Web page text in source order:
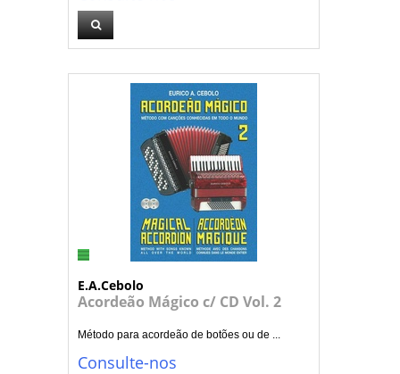
E.A.Cebolo
Acordeão Mágico c/ CD Vol. 2
Método para acordeão de botões ou de ...
Consulte-nos